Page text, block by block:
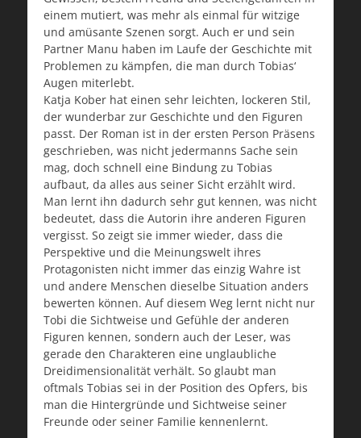
einem mutiert, was mehr als einmal für witzige
und amüsante Szenen sorgt. Auch er und sein
Partner Manu haben im Laufe der Geschichte mit
Problemen zu kämpfen, die man durch Tobias‘
Augen miterlebt.
Katja Kober hat einen sehr leichten, lockeren Stil,
der wunderbar zur Geschichte und den Figuren
passt. Der Roman ist in der ersten Person Präsens
geschrieben, was nicht jedermanns Sache sein
mag, doch schnell eine Bindung zu Tobias
aufbaut, da alles aus seiner Sicht erzählt wird.
Man lernt ihn dadurch sehr gut kennen, was nicht
bedeutet, dass die Autorin ihre anderen Figuren
vergisst. So zeigt sie immer wieder, dass die
Perspektive und die Meinungswelt ihres
Protagonisten nicht immer das einzig Wahre ist
und andere Menschen dieselbe Situation anders
bewerten können. Auf diesem Weg lernt nicht nur
Tobi die Sichtweise und Gefühle der anderen
Figuren kennen, sondern auch der Leser, was
gerade den Charakteren eine unglaubliche
Dreidimensionalität verhält. So glaubt man
oftmals Tobias sei in der Position des Opfers, bis
man die Hintergründe und Sichtweise seiner
Freunde oder seiner Familie kennenlernt.